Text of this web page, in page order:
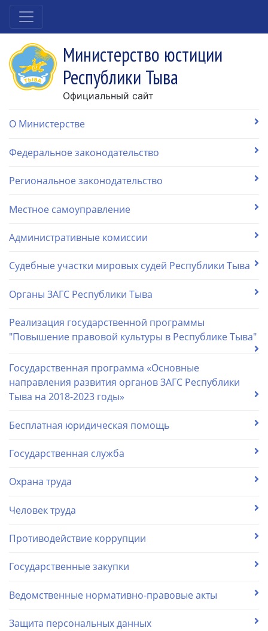
Министерство юстиции
Республики Тыва
Официальный сайт
О Министерстве
Федеральное законодательство
Региональное законодательство
Местное самоуправление
Административные комиссии
Судебные участки мировых судей Республики Тыва
Органы ЗАГС Республики Тыва
Реализация государственной программы
"Повышение правовой культуры в Республике Тыва"
Государственная программа «Основные
направления развития органов ЗАГС Республики
Тыва на 2018-2023 годы»
Бесплатная юридическая помощь
Государственная служба
Охрана труда
Человек труда
Противодействие коррупции
Государственные закупки
Ведомственные нормативно-правовые акты
Защита персональных данных